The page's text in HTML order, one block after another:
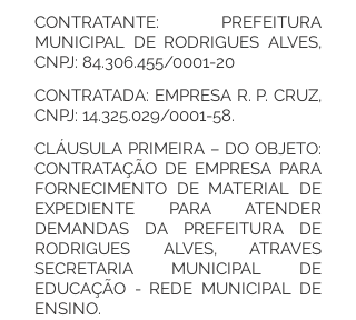
CONTRATANTE: PREFEITURA
MUNICIPAL DE RODRIGUES ALVES,
CNPJ: 84.306.455/0001-20
CONTRATADA: EMPRESA R. P. CRUZ,
CNPJ: 14.325.029/0001-58.
CLÁUSULA PRIMEIRA – DO OBJETO:
CONTRATAÇÃO DE EMPRESA PARA
FORNECIMENTO DE MATERIAL DE
EXPEDIENTE PARA ATENDER
DEMANDAS DA PREFEITURA DE
RODRIGUES ALVES, ATRAVES
SECRETARIA MUNICIPAL DE
EDUCAÇÃO - REDE MUNICIPAL DE
ENSINO.